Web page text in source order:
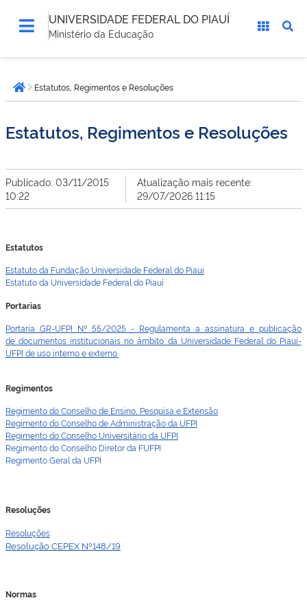
UNIVERSIDADE FEDERAL DO PIAUÍ
Ministério da Educação
está
aqui:Página inicial
Estatutos, Regimentos e Resoluções
Estatutos, Regimentos e Resoluções
Publicado: 03/11/2015
10:22
Atualização mais recente:
29/07/2026 11:15
Estatutos
Estatuto da Fundação Universidade Federal do Piauí
Estatuto da Universidade Federal do Piauí
Portarias
Portaria GR-UFPI Nº 55/2025 - Regulamenta a assinatura e pubIicação
de documentos institucionais no âmbito da Universidade Federal do Piauí-
UFPI de uso interno e externo.
Regimentos
Regimento do Conselho de Ensino, Pesquisa e Extensão
Regimento do Conselho de Administração da UFPI
Regimento do Conselho Universitário da UFPI
Regimento do Conselho Diretor da FUFPI
Regimento Geral da UFPI
Resoluções
Resoluções
Resolução CEPEX Nº148/19
Normas